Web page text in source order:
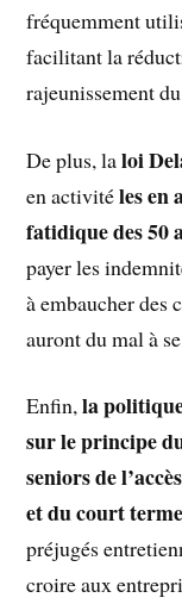
fréquemment
facilitant la
rajeunissement
De plus, laloi
en activitéles en
fatidique des 50
payer les
à embaucher des
auront du mal à
Enfin,la
sur le principe
seniors de
et du court terme
préjugés
croire aux